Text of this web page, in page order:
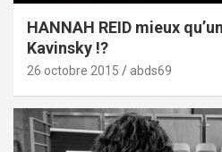
HANNAH REID mieux
Kavinsky !?
26 octobre 2015 abds69